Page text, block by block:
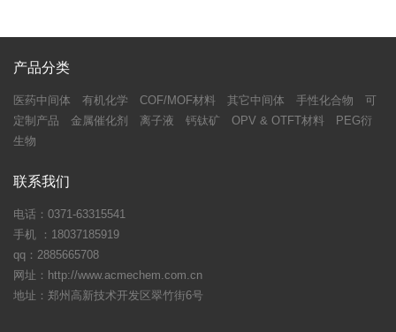
产品分类
医药中间体 有机化学 COF/MOF材料 其它中间体 手性化合物
可
定制产品
金属催化剂 离子液 钙钛矿 OPV & OTFT材料
PEG衍
生物
联系我们
电话：0371-63315541
手机 ：18037185919
qq：2885665708
网址：http://www.acmechem.com.cn
地址：郑州高新技术开发区翠竹街6号